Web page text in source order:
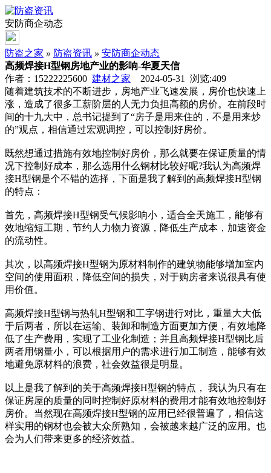
安防商企动态
防盗之家 » 防盗资讯 » 安防商企动态
高频焊接H型钢房地产业的影响-华夏天信
作者：15222225600 建材之家 2024-05-31 浏览:409
随着建筑技术的不断进步，房地产业飞速发展，房价也快速上
涨，造成了很多工薪阶层的人无力负担高额的房价。在前段时
间的十九大中，总书记提到了“房子是用来住的，不是用来炒
的”观点，相信通过宏观调控，可以控制好房价。
既然想通过措施有效地控制好房价，那么就要在保证质量的情
况下控制好成本，那么选用什么钢材比较好呢?我认为高频焊
接H型钢是个不错的选择，下面是我了解到的高频焊接H型钢
的特点：
首先，高频焊接H型钢受气候影响小，适合全天施工，能够有
效地缩短工期，节约人力物力资源，降低生产成本，加速资金
的流动性。
其次，以高频焊接H型钢为原材料制作的建筑物能够增加室内
空间的使用面积，降低空间的损失，对于购房者来说很具有使
用价值。
高频焊接H型钢与热轧H型钢和工字钢进行对比，重量大大低
于后两者，所以在运输、装卸和制造方面更加方便，有效地降
低了生产费用，实现了工业化制造；并且高频焊接H型钢比后
两者用钢量小，可以根据用户的需求进行加工制造，能够有效
地避免原材料的浪费，社会效益很是明显。
以上是我了解到的关于高频焊接H型钢的特点， 我认为只有在
保证房屋的质量的同时控制好原材料的费用才能有效地控制好
房价。当然现在高频焊接H型钢的应用已经很普遍了，相信这
样实用的钢材也会被大众所熟知，会被越来越广泛的应用。也
会为人们带来更多的经济效益。